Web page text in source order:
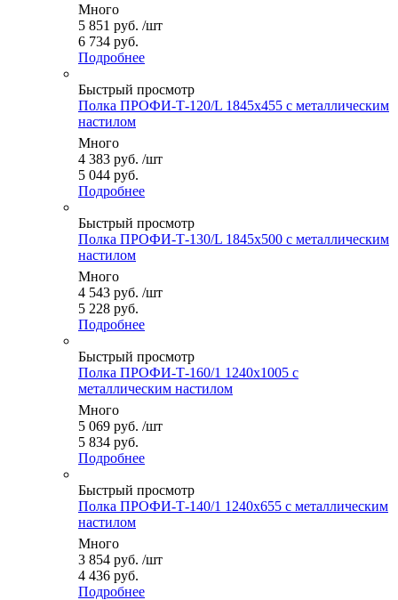
Много
5 851 руб. /шт
6 734 руб.
Подробнее
Быстрый просмотр
Полка ПРОФИ-Т-120/L 1845x455 с металлическим
настилом
Много
4 383 руб. /шт
5 044 руб.
Подробнее
Быстрый просмотр
Полка ПРОФИ-Т-130/L 1845x500 с металлическим
настилом
Много
4 543 руб. /шт
5 228 руб.
Подробнее
Быстрый просмотр
Полка ПРОФИ-Т-160/1 1240x1005 с
металлическим настилом
Много
5 069 руб. /шт
5 834 руб.
Подробнее
Быстрый просмотр
Полка ПРОФИ-Т-140/1 1240x655 с металлическим
настилом
Много
3 854 руб. /шт
4 436 руб.
Подробнее